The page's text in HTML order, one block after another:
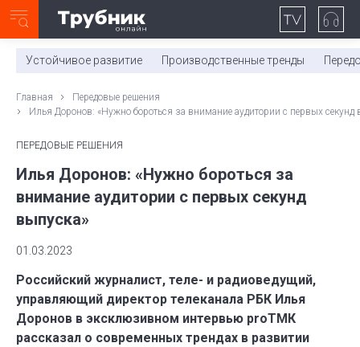
0:00/ 11:03
Устойчивое развитие Производственные тренды
Главная
Передовые решения
Илья Доронов: «Нужно бороться за внимание аудитории с первых секунд
ПЕРЕДОВЫЕ РЕШЕНИЯ
Илья Доронов: «Нужно бороться за
внимание аудитории с первых секунд
выпуска»
01.03.2023
Российский журналист, теле- и радиоведущий,
управляющий директор телеканала РБК Илья
Доронов в эксклюзивном интервью proТМК
рассказал о современных трендах в развитии